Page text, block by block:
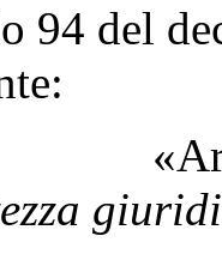
94 del